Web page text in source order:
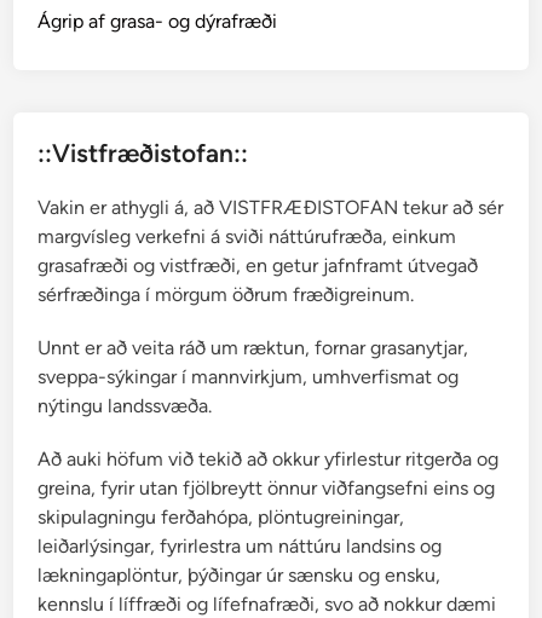
.
k
u
m
o
s
Ágrip af grasa- og dýrafræði
::Vistfræðistofan::
Vakin er athygli á, að VISTFRÆÐISTOFAN tekur að sér
margvísleg verkefni á sviði náttúrufræða, einkum
grasafræði og vistfræði, en getur jafnframt útvegað
sérfræðinga í mörgum öðrum fræðigreinum.
Unnt er að veita ráð um ræktun, fornar grasanytjar,
sveppa-sýkingar í mannvirkjum, umhverfismat og
nýtingu landssvæða.
Að auki höfum við tekið að okkur yfirlestur ritgerða og
greina, fyrir utan fjölbreytt önnur viðfangsefni eins og
skipulagningu ferðahópa, plöntugreiningar,
leiðarlýsingar, fyrirlestra um náttúru landsins og
lækningaplöntur, þýðingar úr sænsku og ensku,
kennslu í líffræði og lífefnafræði, svo að nokkur dæmi